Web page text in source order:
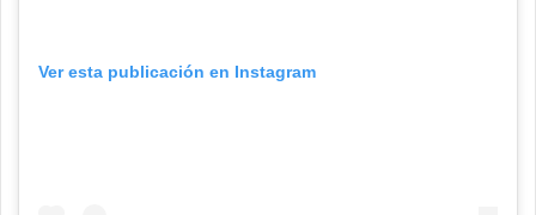
Ver esta publicación en Instagram